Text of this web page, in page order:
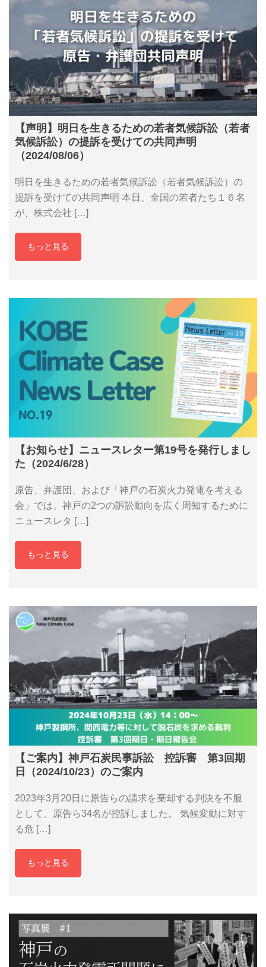
【声明】明日を生きるための若者気候訴訟（若者
気候訴訟）の提訴を受けての共同声明
（2024/08/06）
明日を生きるための若者気候訴訟（若者気候訴訟）の
提訴を受けての共同声明 本日、全国の若者たち１６名
が、株式会社 […]
もっと見る
【お知らせ】ニュースレター第19号を発行しまし
た（2024/6/28）
原告、弁護団、および「神戸の石炭火力発電を考える
会」では、神戸の2つの訴訟動向を広く周知するために
ニュースレタ […]
もっと見る
【ご案内】神戸石炭民事訴訟 控訴審 第3回期
日（2024/10/23）のご案内
2023年3月20日に原告らの請求を棄却する判決を不服
として、原告ら34名が控訴しました。 気候変動に対す
る危 […]
もっと見る